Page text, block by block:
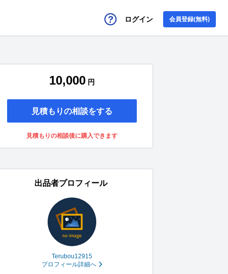
ログイン 会員登録(無料)
10,000 円
見積もりの相談をする
見積もりの相談後に購入できます
出品者プロフィール
Terubou12915
プロフィール詳細へ